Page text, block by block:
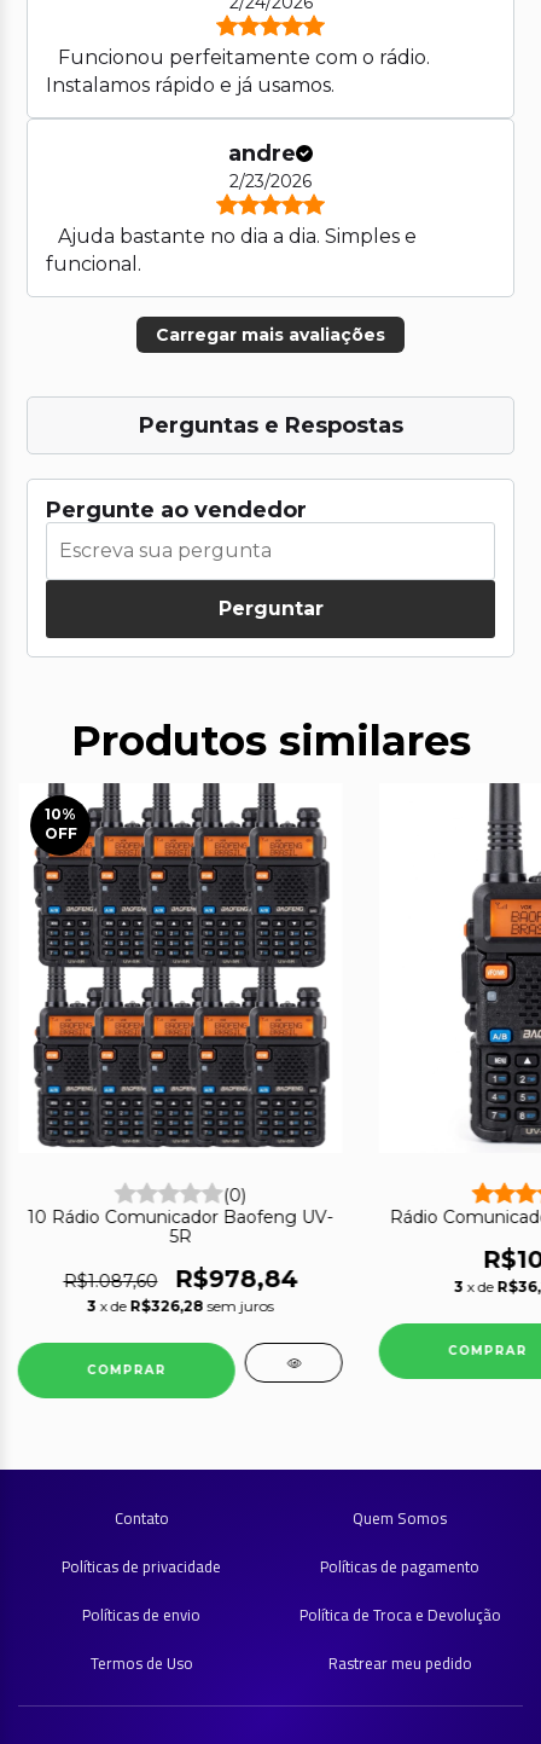
Funcionou perfeitamente com o rádio.
Instalamos rápido e já usamos.
andre
2/23/2026
Ajuda bastante no dia a dia. Simples e
funcional.
Carregar mais avaliações
Perguntas e Respostas
Pergunte ao vendedor
Perguntar
Produtos similares
10%
OFF
(0)
10 Rádio Comunicador Baofeng UV-
5R
R$1.087,60 R$978,84
3 x de R$326,28 sem juros
Rádio
3 x de
Contato
Quem Somos
Políticas de privacidade
Políticas de pagamento
Políticas de envio
Política de Troca e Devolução
Termos de Uso
Rastrear meu pedido